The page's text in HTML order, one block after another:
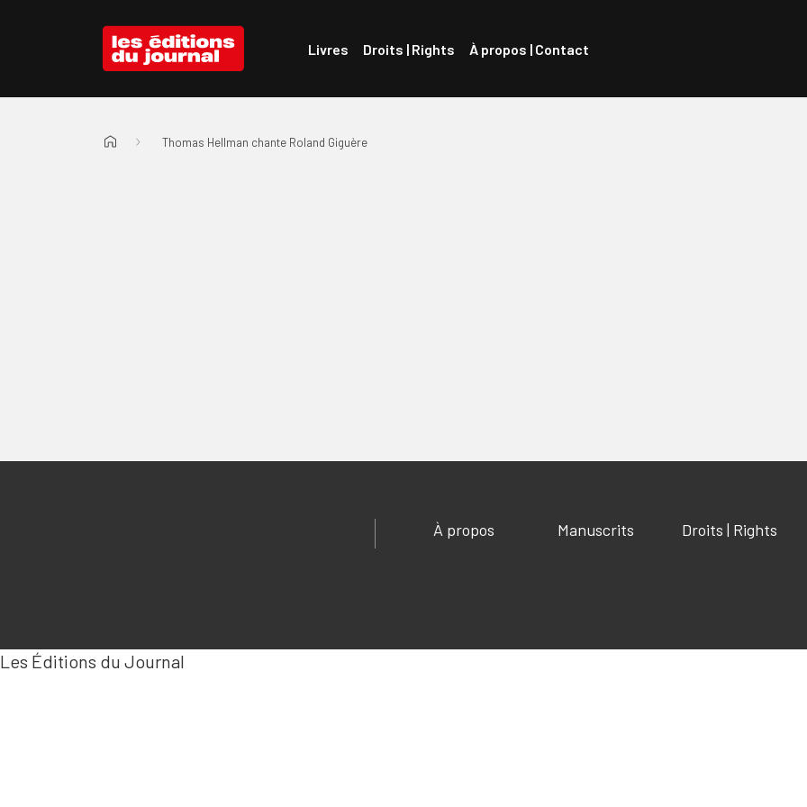
Les Éditions du Journal
Les Éditions du Journal
Livres Droits | Rights À propos | Contact
Thomas Hellman chante Roland Giguère
À propos Manuscrits Droits | Rights